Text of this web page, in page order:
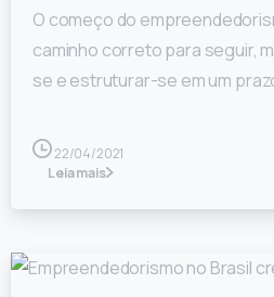
O começo do
caminho correto para seguir,
se e estruturar-se em um
22/04/2021
Leia mais